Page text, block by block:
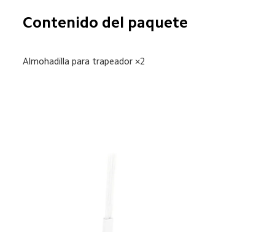
Contenido del paquete
Almohadilla para trapeador ×2